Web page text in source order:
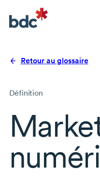
Retour au glossaire
Définition